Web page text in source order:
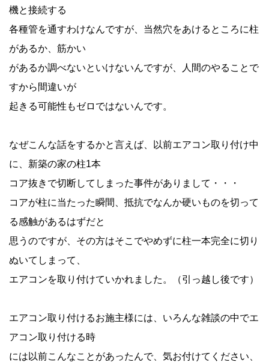
機と接続する
各種管を通すわけなんですが、当然穴をあけるところに柱
があるか、筋かい
があるか調べないといけないんですが、人間のやることで
すから間違いが
起きる可能性もゼロではないんです。
なぜこんな話をするかと言えば、以前エアコン取り付け中
に、新築の家の柱1本
コア抜きで切断してしまった事件がありまして・・・
コアが柱に当たった瞬間、抵抗でなんか硬いものを切って
る感触があるはずだと
思うのですが、その方はそこでやめずに柱一本完全に切り
ぬいてしまって、
エアコンを取り付けていかれました。（引っ越し後です）
エアコン取り付けるお施主様には、いろんな雑談の中でエ
アコン取り付ける時
には以前こんなことがあったんで、気お付けてください、